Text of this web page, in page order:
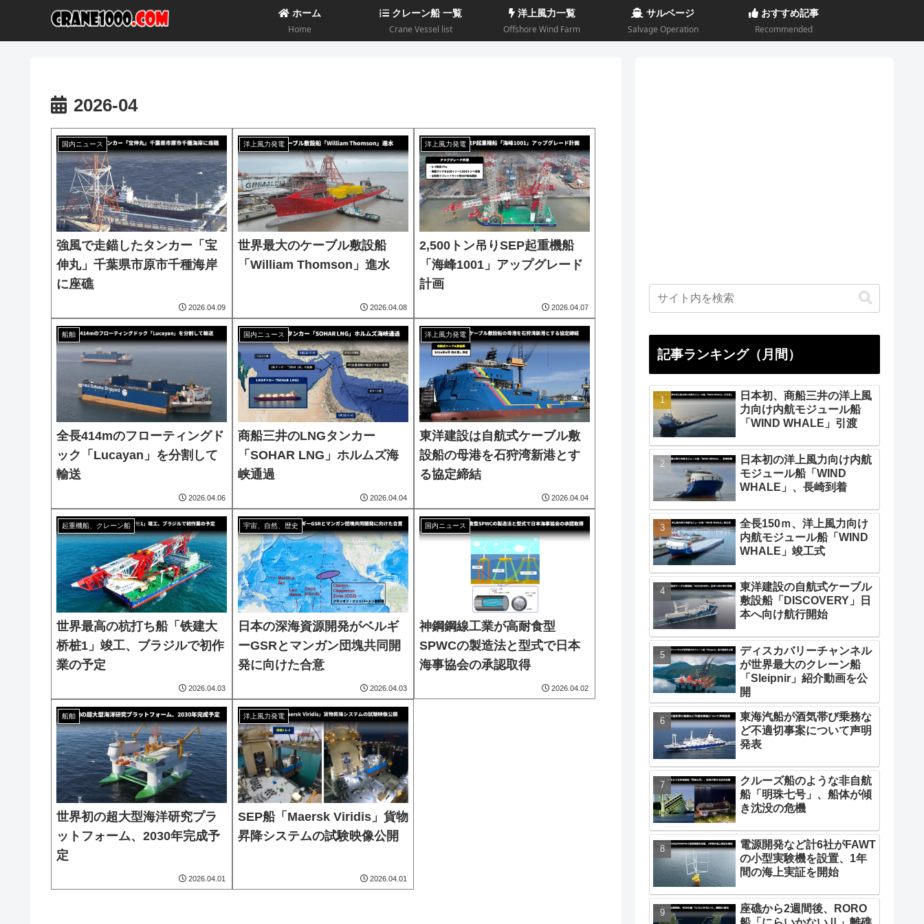
ホーム
Home
クレーン船 一覧
Crane Vessel list
洋上風力一覧
Offshore Wind Farm
サルベージ
Salvage Operation
おすすめ記事
Recommended
2026-04
国内ニュース
強風で走錨したタンカー「宝
伸丸」千葉県市原市千種海岸
に座礁
2026.04.09
洋上風力発電
世界最大のケーブル敷設船
「William Thomson」進水
2026.04.08
洋上風力発電
2,500トン吊りSEP起重機船
「海峰1001」アップグレード
計画
2026.04.07
船舶
全長414mのフローティングド
ック「Lucayan」を分割して
輸送
2026.04.06
国内ニュース
商船三井のLNGタンカー
「SOHAR LNG」ホルムズ海
峡通過
2026.04.04
洋上風力発電
東洋建設は自航式ケーブル敷
設船の母港を石狩湾新港とす
る協定締結
2026.04.04
起重機船、クレーン船
世界最高の杭打ち船「铁建大
桥桩1」竣工、ブラジルで初作
業の予定
2026.04.03
宇宙、自然、歴史
日本の深海資源開発がベルギ
ーGSRとマンガン団塊共同開
発に向けた合意
2026.04.03
国内ニュース
神鋼鋼線工業が高耐食型
SPWCの製造法と型式で日本
海事協会の承認取得
2026.04.02
船舶
世界初の超大型海洋研究プラ
ットフォーム、2030年完成予
定
2026.04.01
洋上風力発電
SEP船「Maersk Viridis」貨物
昇降システムの試験映像公開
2026.04.01
記事ランキング（月間）
日本初、商船三井の洋上風
力向け内航モジュール船
「WIND WHALE」引渡
日本初の洋上風力向け内航
モジュール船「WIND
WHALE」、長崎到着
全長150ｍ、洋上風力向け
内航モジュール船「WIND
WHALE」竣工式
東洋建設の自航式ケーブル
敷設船「DISCOVERY」日
本へ向け航行開始
ディスカバリーチャンネル
が世界最大のクレーン船
「Sleipnir」紹介動画を公
開
東海汽船が酒気帯び乗務な
ど不適切事案について声明
発表
クルーズ船のような非自航
船「明珠七号」、船体が傾
き沈没の危機
電源開発など計6社がFAWT
の小型実験機を設置、1年
間の海上実証を開始
座礁から2週間後、RORO